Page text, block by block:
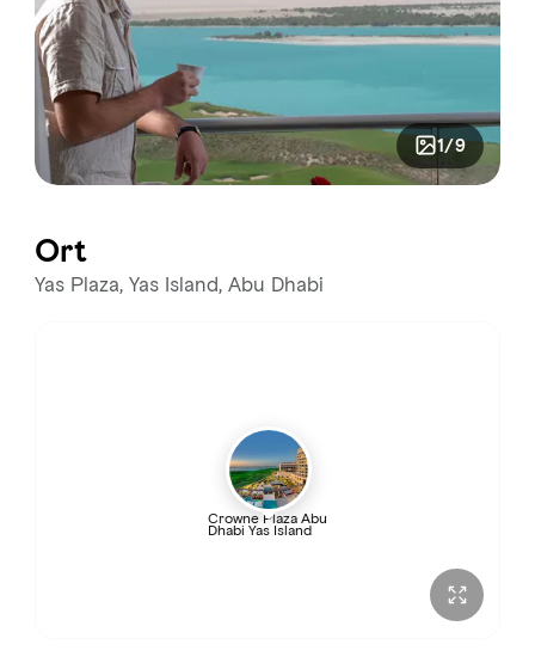
1/9
Ort
Yas Plaza, Yas Island, Abu Dhabi
Crowne Plaza Abu
Dhabi Yas Island